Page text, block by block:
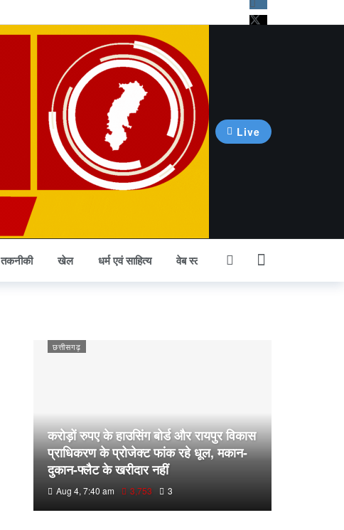
Live
तकनीकी खेल धर्म एवं साहित्य वेब स्टोरी अन्य खबर
छत्तीसगढ़
करोड़ों रुपए के हाउसिंग बोर्ड और रायपुर विकास
प्राधिकरण के प्रोजेक्ट फांक रहे धूल, मकान-
दुकान-फ्लैट के खरीदार नहीं
Aug 4, 7:40 am 3,753 3